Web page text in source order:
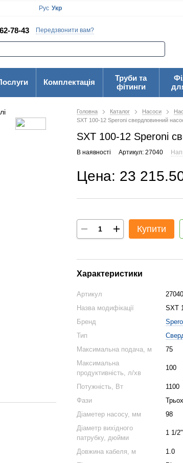
Угода користувача
Рус Укр
78-43 Передзвонити вам?
Комплектація
Труби та
фітинги
Головна Каталог Насоси
SXT 100-12 Speroni свердловинний
SXT 100-12 Speroni
В наявності Артикул: 27040
Цена: 23
Купити
Характеристики
Артикул
27040
Назва модифікації
SXT
Бренд
Тип
Максимальна подача, м
75
Максимальна
продуктивність, л/хв
100
Потужність, Вт
1100
Фази
Діаметер насосу, мм
98
Діаметр вихідного
патрубку, дюйми
1 1/2"
Довжина кабеля, м
1.0